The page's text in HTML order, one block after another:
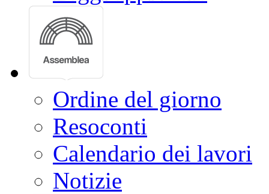
Ordine del giorno
Resoconti
Calendario dei lavori
Notizie